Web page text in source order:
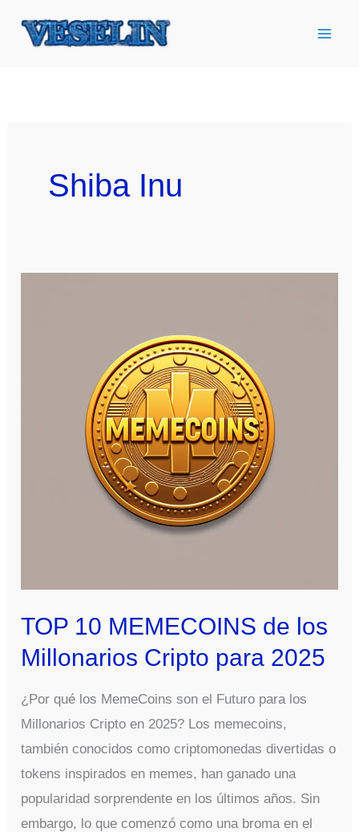
Shiba Inu
TOP 10 MEMECOINS de los
Millonarios Cripto para 2025
¿Por qué los MemeCoins son el Futuro para los
Millonarios Cripto en 2025? Los memecoins,
también conocidos como criptomonedas divertidas o
tokens inspirados en memes, han ganado una
popularidad sorprendente en los últimos años. Sin
embargo, lo que comenzó como una broma en el